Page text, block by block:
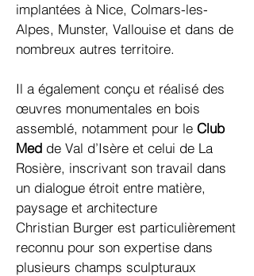
implantées à Nice, Colmars-les-
Alpes, Munster, Vallouise et dans de
nombreux autres territoire.
Il a également conçu et réalisé des
œuvres monumentales en bois
assemblé, notamment pour le Club
Med de Val d’Isère et celui de La
Rosière, inscrivant son travail dans
un dialogue étroit entre matière,
paysage et architecture
Christian Burger est particulièrement
reconnu pour son expertise dans
plusieurs champs sculpturaux